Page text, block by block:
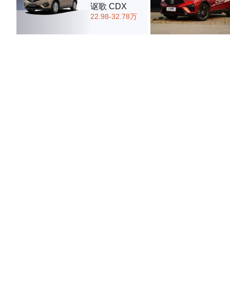
讴歌 CDX
22.98-32.78万